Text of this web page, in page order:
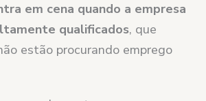
em cena quando a empresa
qualificados, que
estão procurando emprego